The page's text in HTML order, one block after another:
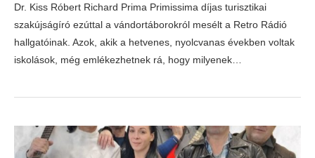
Dr. Kiss Róbert Richard Prima Primissima díjas turisztikai
szakújságíró ezúttal a vándortáborokról mesélt a Retro Rádió
hallgatóinak. Azok, akik a hetvenes, nyolcvanas években voltak
iskolások, még emlékezhetnek rá, hogy milyenek…